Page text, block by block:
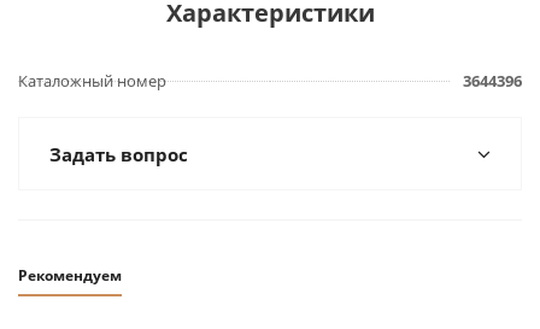
Характеристики
Каталожный номер 3644396
Задать вопрос
Рекомендуем